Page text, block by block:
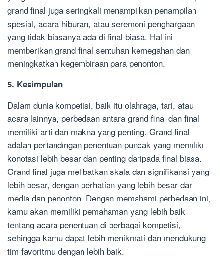
grand final juga seringkali menampilkan penampilan
spesial, acara hiburan, atau seremoni penghargaan
yang tidak biasanya ada di final biasa. Hal ini
memberikan grand final sentuhan kemegahan dan
meningkatkan kegembiraan para penonton.
5. Kesimpulan
Dalam dunia kompetisi, baik itu olahraga, tari, atau
acara lainnya, perbedaan antara grand final dan final
memiliki arti dan makna yang penting. Grand final
adalah pertandingan penentuan puncak yang memiliki
konotasi lebih besar dan penting daripada final biasa.
Grand final juga melibatkan skala dan signifikansi yang
lebih besar, dengan perhatian yang lebih besar dari
media dan penonton. Dengan memahami perbedaan ini,
kamu akan memiliki pemahaman yang lebih baik
tentang acara penentuan di berbagai kompetisi,
sehingga kamu dapat lebih menikmati dan mendukung
tim favoritmu dengan lebih baik.